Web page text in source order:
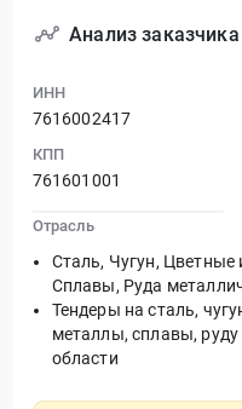
Анализ заказчика
ИНН
7616002417
КПП
761601001
Отрасль
Сталь, Чугун,
Сплавы, Руда
Тендеры на сталь,
металлы, сплавы,
области